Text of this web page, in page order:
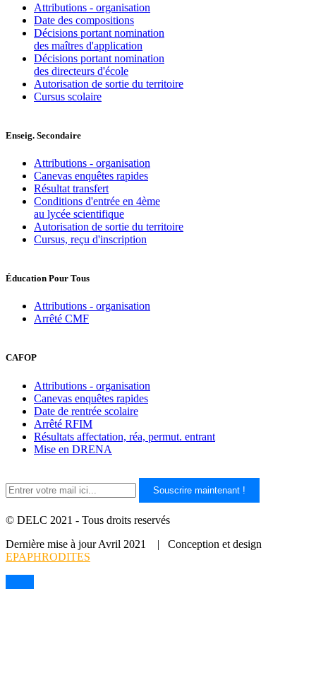
Attributions - organisation
Date des compositions
Décisions portant nomination
des maîtres d'application
Décisions portant nomination
des directeurs d'école
Autorisation de sortie du territoire
Cursus scolaire
Enseig. Secondaire
Attributions - organisation
Canevas enquêtes rapides
Résultat transfert
Conditions d'entrée en 4ème
au lycée scientifique
Autorisation de sortie du territoire
Cursus, reçu d'inscription
Éducation Pour Tous
Attributions - organisation
Arrêté CMF
CAFOP
Attributions - organisation
Canevas enquêtes rapides
Date de rentrée scolaire
Arrêté RFIM
Résultats affectation, réa, permut. entrant
Mise en DRENA
Souscrire maintenant !
© DELC 2021 - Tous droits reservés
Dernière mise à jour Avril 2021 | Conception et design
EPAPHRODITES